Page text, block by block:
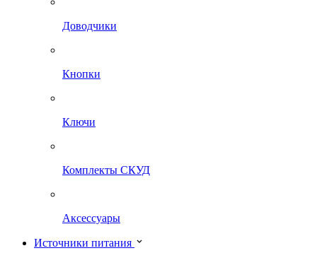
Доводчики
Кнопки
Ключи
Комплекты СКУД
Аксессуары
Источники питания